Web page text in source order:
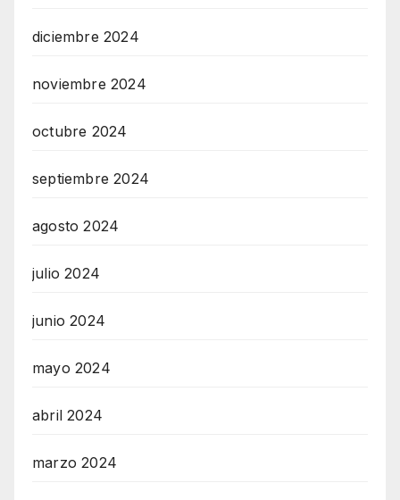
diciembre 2024
noviembre 2024
octubre 2024
septiembre 2024
agosto 2024
julio 2024
junio 2024
mayo 2024
abril 2024
marzo 2024